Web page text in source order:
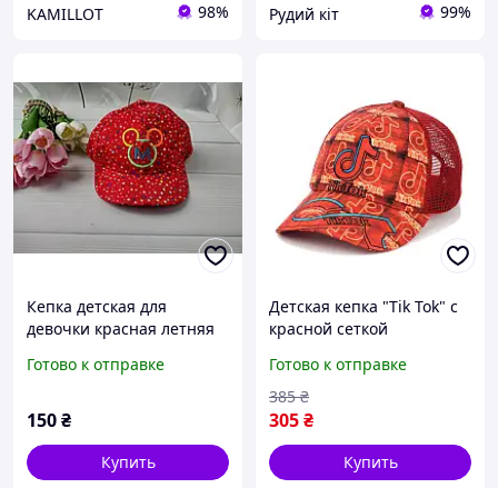
KAMILLOT 98% Рудий кіт 99%
Кепка детская для
девочки красная летняя
Готово к отправке
150₴
Купить
Детская кепка "Tik Tok" с
красной сеткой
Готово к отправке
305₴
385 ₴
Купить